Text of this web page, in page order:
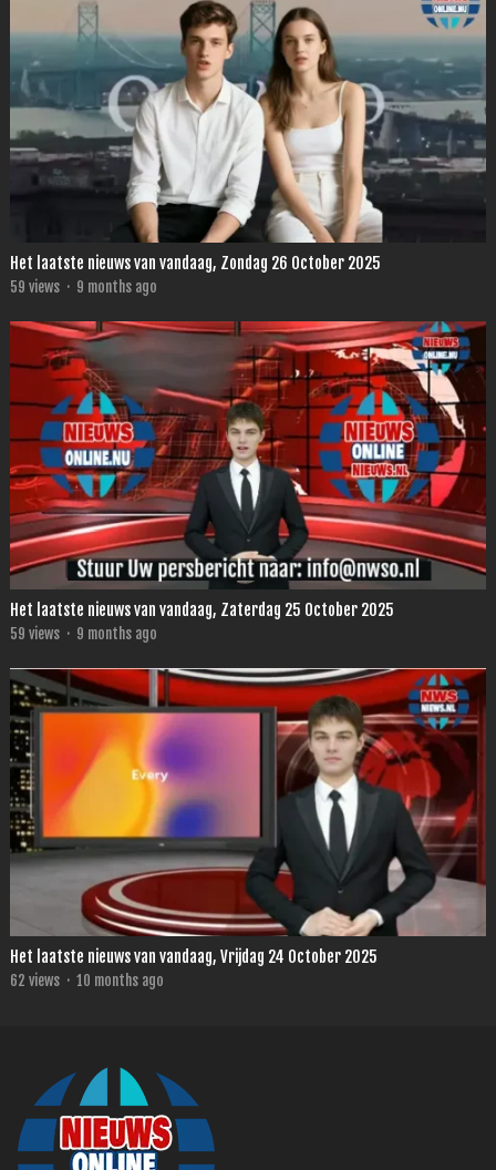
Het laatste nieuws van vandaag, Zondag 26 October 2025
59 views · 9 months ago
Het laatste nieuws van vandaag, Zaterdag 25 October 2025
59 views · 9 months ago
Het laatste nieuws van vandaag, Vrijdag 24 October 2025
62 views · 10 months ago